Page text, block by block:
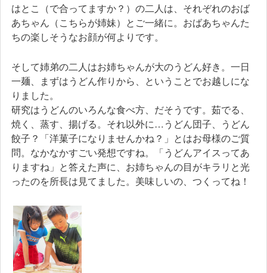
はとこ（で合ってますか？）の二人は、それぞれのおば
あちゃん（こちらが姉妹）とご一緒に。おばあちゃんた
ちの楽しそうなお顔が何よりです。
そして姉弟の二人はお姉ちゃんが大のうどん好き。一日
一麺、まずはうどん作りから、ということでお越しにな
りました。
研究はうどんのいろんな食べ方、だそうです。茹でる、
焼く、蒸す、揚げる。それ以外に…うどん団子、うどん
餃子？「洋菓子になりませんかね？」とはお母様のご質
問。なかなかすごい発想ですね。「うどんアイスってあ
りますね」と答えた声に、お姉ちゃんの目がキラリと光
ったのを所長は見てました。美味しいの、つくってね！